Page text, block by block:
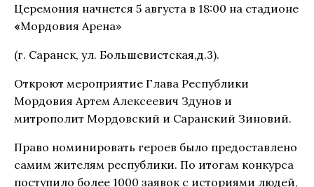
Церемония начнется 5 августа в 18:00 на стадионе
«Мордовия Арена»
(г. Саранск, ул. Большевистская,д.3).
Откроют мероприятие Глава Республики
Мордовия Артем Алексеевич Здунов и
митрополит Мордовский и Саранский Зиновий.
Право номинировать героев было предоставлено
самим жителям республики. По итогам конкурса
поступило более 1000 заявок с историями людей,